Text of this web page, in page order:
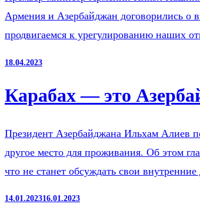
Армения и Азербайджан договорились о
продвигаемся к урегулированию наших
18.04.2023
Карабах — это
Президент Азербайджана Ильхам Алиев
другое место для проживания. Об этом
что не станет обсуждать свои
14.01.202316.01.2023